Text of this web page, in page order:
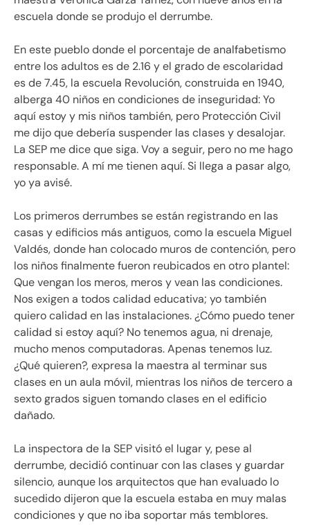
escuela donde se produjo el derrumbe.
En este pueblo donde el porcentaje de analfabetismo
entre los adultos es de 2.16 y el grado de escolaridad
es de 7.45, la escuela Revolución, construida en 1940,
alberga 40 niños en condiciones de inseguridad: Yo
aquí estoy y mis niños también, pero Protección Civil
me dijo que debería suspender las clases y desalojar.
La SEP me dice que siga. Voy a seguir, pero no me hago
responsable. A mí me tienen aquí. Si llega a pasar algo,
yo ya avisé.
Los primeros derrumbes se están registrando en las
casas y edificios más antiguos, como la escuela Miguel
Valdés, donde han colocado muros de contención, pero
los niños finalmente fueron reubicados en otro plantel:
Que vengan los meros, meros y vean las condiciones.
Nos exigen a todos calidad educativa; yo también
quiero calidad en las instalaciones. ¿Cómo puedo tener
calidad si estoy aquí? No tenemos agua, ni drenaje,
mucho menos computadoras. Apenas tenemos luz.
¿Qué quieren?, expresa la maestra al terminar sus
clases en un aula móvil, mientras los niños de tercero a
sexto grados siguen tomando clases en el edificio
dañado.
La inspectora de la SEP visitó el lugar y, pese al
derrumbe, decidió continuar con las clases y guardar
silencio, aunque los arquitectos que han evaluado lo
sucedido dijeron que la escuela estaba en muy malas
condiciones y que no iba soportar más temblores.